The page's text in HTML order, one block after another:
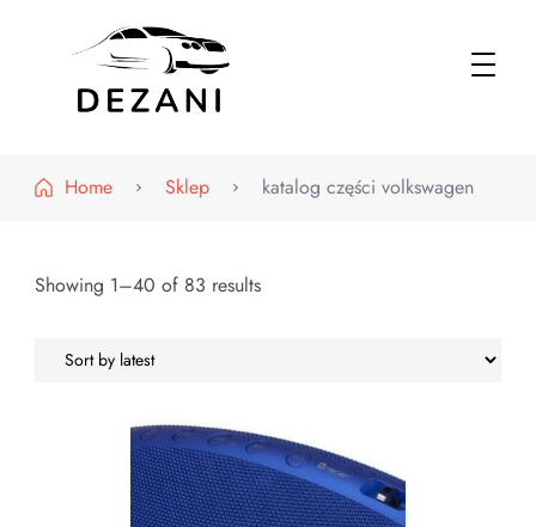
Home
Sklep katalog części volkswagen
Showing 1–40 of 83 results